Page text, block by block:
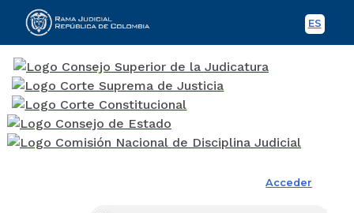
ES
Acceder